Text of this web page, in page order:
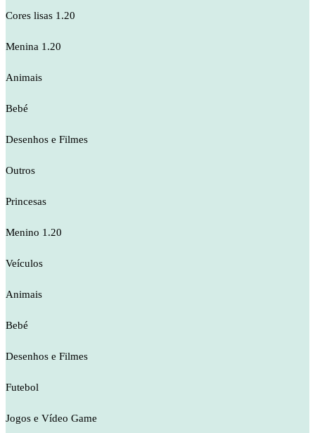
Cores lisas 1.20
Menina 1.20
Animais
Bebé
Desenhos e Filmes
Outros
Princesas
Menino 1.20
Veículos
Animais
Bebé
Desenhos e Filmes
Futebol
Jogos e Vídeo Game